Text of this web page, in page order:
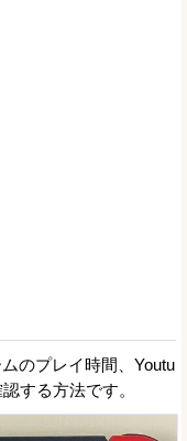
のプレイ時間、Youtu
する方法です。